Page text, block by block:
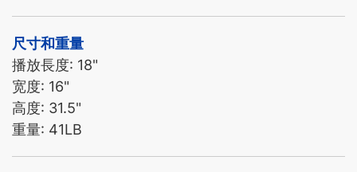
尺寸和重量
播放長度: 18"
宽度: 16"
高度: 31.5"
重量: 41LB